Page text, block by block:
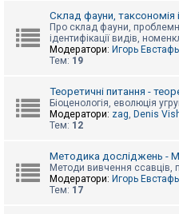
т
р
а
б
е
Склад фауни, таксономія
Про склад фауни,
ідентифікації видів,
Модератори: Игорь
Тем: 19
Теоретичні питання -
Біоценологія, еволюція
Модератори: zag, Denis
Тем: 12
Методика досліджень -
Методи вивчення ссавців,
Модератори: Игорь
Тем: 17